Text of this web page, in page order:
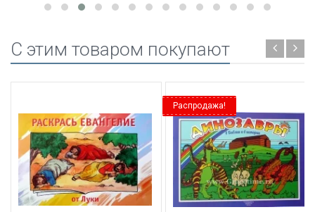
C этим товаром покупают
Распродажа!